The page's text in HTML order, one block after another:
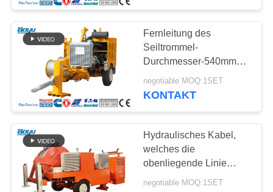
Fernleitung des
Seiltrommel-
Durchmesser-540mm
hydraulischen der
Abziehvorrichtungs-
negotiable MOQ:1SET
KONTAKT
Hydraulisches Kabel,
welches die
obenliegende Linie
aufreiht Ausrüstungs-
negotiable MOQ:1SET